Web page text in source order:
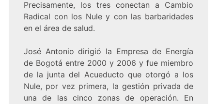
Precisamente, los tres conectan a Cambio
Radical con los Nule y con las barbaridades
en el área de salud.
José Antonio dirigió la Empresa de Energía
de Bogotá entre 2000 y 2006 y fue miembro
de la junta del Acueducto que otorgó a los
Nule, por vez primera, la gestión privada de
una de las cinco zonas de operación. En